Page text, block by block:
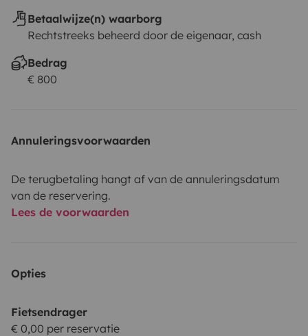
Betaalwijze(n) waarborg
Rechtstreeks beheerd door de eigenaar, cash
Bedrag
€ 800
Annuleringsvoorwaarden
De terugbetaling hangt af van de annuleringsdatum
van de reservering.
Lees de voorwaarden
Opties
Fietsendrager
€ 0,00 per reservatie